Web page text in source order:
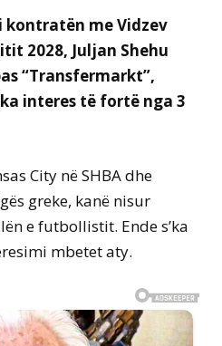
kontratën me Vidzev
2028, Juljan Shehu
“Transfermarkt”,
interes të fortë nga 3
City në SHBA dhe
greke, kanë nisur
e futbollistit. Ende s’ka
mbetet aty.